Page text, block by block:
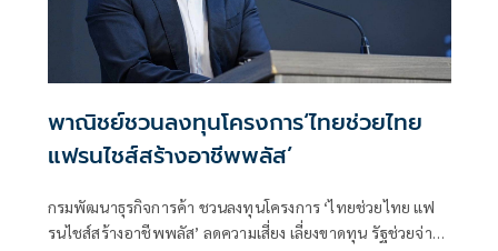
พาณิชย์ชวนลงทุนโครงการ‘ไทยช่วยไทย
แฟรนไชส์สร้างอาชีพพลัส’
กรมพัฒนาธุรกิจการค้า ชวนลงทุนโครงการ ‘ไทยช่วยไทย แฟ
รนไชส์สร้างอาชีพพลัส’ ลดความเสี่ยง เลี่ยงขาดทุน รัฐช่วยจ่าย